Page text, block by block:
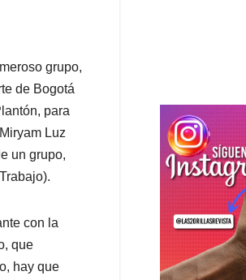
grupo,
de Bogotá
para
Luz
un grupo,
con la
que
hay que